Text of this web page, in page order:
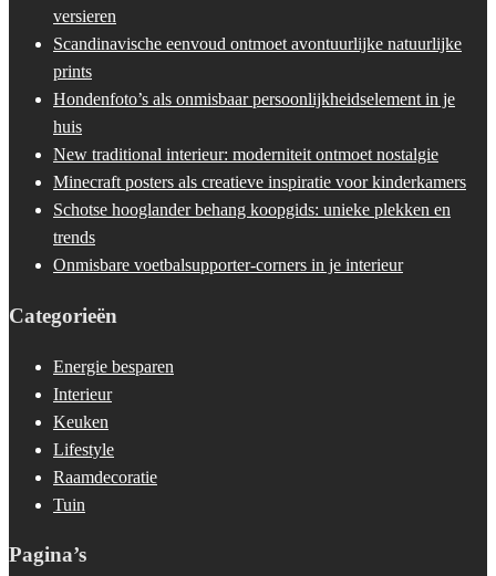
versieren
Scandinavische eenvoud ontmoet avontuurlijke natuurlijke
prints
Hondenfoto’s als onmisbaar persoonlijkheidselement in je
huis
New traditional interieur: moderniteit ontmoet nostalgie
Minecraft posters als creatieve inspiratie voor kinderkamers
Schotse hooglander behang koopgids: unieke plekken en
trends
Onmisbare voetbalsupporter-corners in je interieur
Categorieën
Energie besparen
Interieur
Keuken
Lifestyle
Raamdecoratie
Tuin
Pagina’s